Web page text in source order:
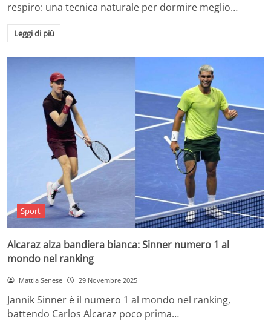
respiro: una tecnica naturale per dormire meglio…
Leggi di più
Sport
Alcaraz alza bandiera bianca: Sinner numero 1 al
mondo nel ranking
Mattia Senese 29 Novembre 2025
Jannik Sinner è il numero 1 al mondo nel ranking,
battendo Carlos Alcaraz poco prima…